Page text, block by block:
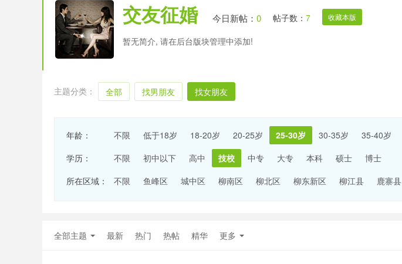
交友征婚 今日新帖： 0 帖子数： 7 收藏本版
暂无简介, 请在后台版块管理中添加!
主题分类： 全部 找男朋友 找女朋友
年龄： 不限 低于18岁 18-20岁 20-25岁 25-30岁 30-35岁 35-40岁
学历：
不限 初中以下 高中 技校 中专 大专 本科 硕士
博士
所在区域：
不限 鱼峰区 城中区 柳南区 柳北区 柳东新区 柳江县 鹿寨县
全部主题 最新 热门 热帖 精华 更多